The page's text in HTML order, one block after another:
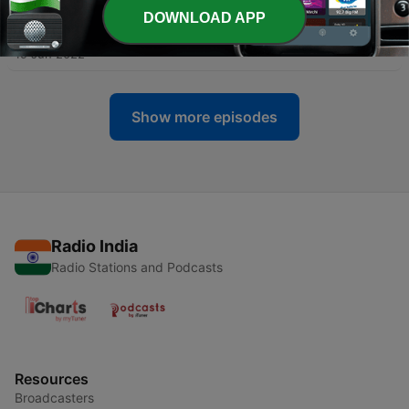
3 - 18 & Jobben
19 Jun 2022
Show more episodes
Radio India
Radio Stations and Podcasts
Resources
Broadcasters
DOWNLOAD APP